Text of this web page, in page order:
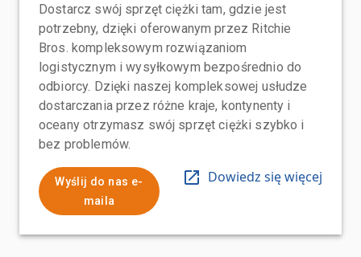
Dostarcz swój sprzęt ciężki tam, gdzie jest
potrzebny, dzięki oferowanym przez Ritchie
Bros. kompleksowym rozwiązaniom
logistycznym i wysyłkowym bezpośrednio do
odbiorcy. Dzięki naszej kompleksowej usłudze
dostarczania przez różne kraje, kontynenty i
oceany otrzymasz swój sprzęt ciężki szybko i
bez problemów.
Wyślij do nas e-
maila
Dowiedz się więcej